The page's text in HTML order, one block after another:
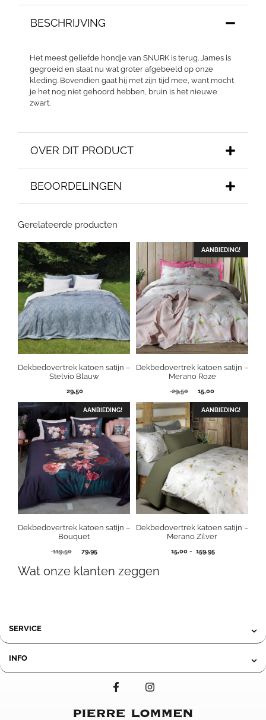
BESCHRIJVING
Het meest geliefde hondje van SNURK is terug. James is
gegroeid en staat nu wat groter afgebeeld op onze
kleding. Bovendien gaat hij met zijn tijd mee, want mocht
je het nog niet gehoord hebben, bruin is het nieuwe
zwart.
OVER DIT PRODUCT
BEOORDELINGEN
Gerelateerde producten
Dekbedovertrek katoen satijn –
Stelvio Blauw
29,50
AANBIEDING!
Dekbedovertrek katoen satijn –
Merano Roze
29,50
Oorspronkelijke
was:
29,50.
15,00Huidige
is:
15,00.
AANBIEDING!
Dekbedovertrek katoen satijn –
Bouquet
119,50
Oorspronkelijke
was:
79,95Huidige
is:
AANBIEDING!
Dekbedovertrek katoen satijn –
Merano Zilver
15,00 - 159,95Prijsklasse:
Wat onze klanten zeggen
SERVICE
INFO